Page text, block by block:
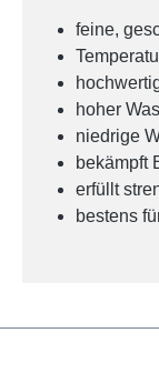
feine,
hoher
niedrige
bekämpft
erfüllt
bestens